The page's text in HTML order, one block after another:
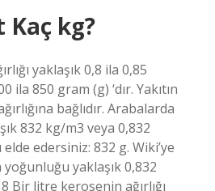
Kaç kg?
yaklaşık 0,8 ila 0,85
ila 850 gram (g) ‘dır. Yakıtın
bağlıdır. Arabalarda
832 kg/m3 veya 0,832
edersiniz: 832 g. Wiki’ye
yaklaşık 0,832
Bir litre kerosenin ağırlığı